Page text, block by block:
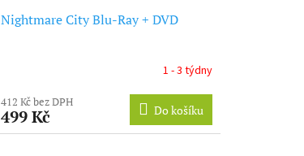
Nightmare City Blu-Ray + DVD
1 - 3 týdny
412 Kč bez DPH
499 Kč Do košíku